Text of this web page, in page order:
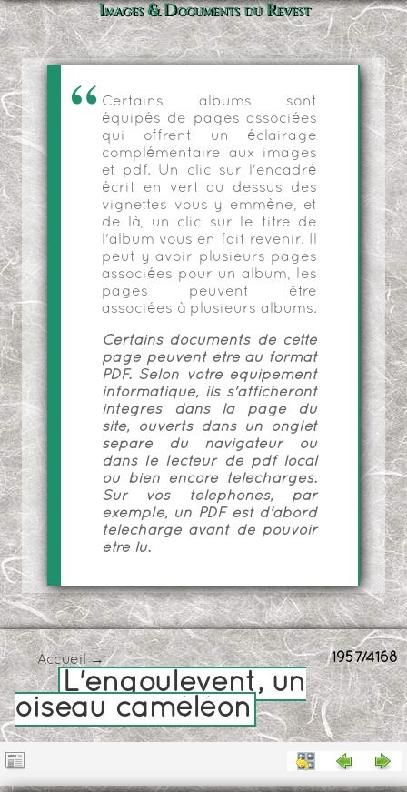
Images & Documents du Revest
Certains albums sont
équipés de pages associées
qui offrent un éclairage
complémentaire aux images
et pdf. Un clic sur l'encadré
écrit en vert au dessus des
vignettes vous y emmène, et
de là, un clic sur le titre de
l'album vous en fait revenir. Il
peut y avoir plusieurs pages
associées pour un album, les
pages peuvent être
associées à plusieurs albums.
Certains documents de cette
page peuvent être au format
PDF. Selon votre équipement
informatique, ils s'afficheront
intégrés dans la page du
site, ouverts dans un onglet
séparé du navigateur ou
dans le lecteur de pdf local
ou bien encore téléchargés.
Sur vos téléphones, par
exemple, un PDF est d'abord
téléchargé avant de pouvoir
être lu.
1957/4168
Accueil→
L'engoulevent, un
oiseau caméléon